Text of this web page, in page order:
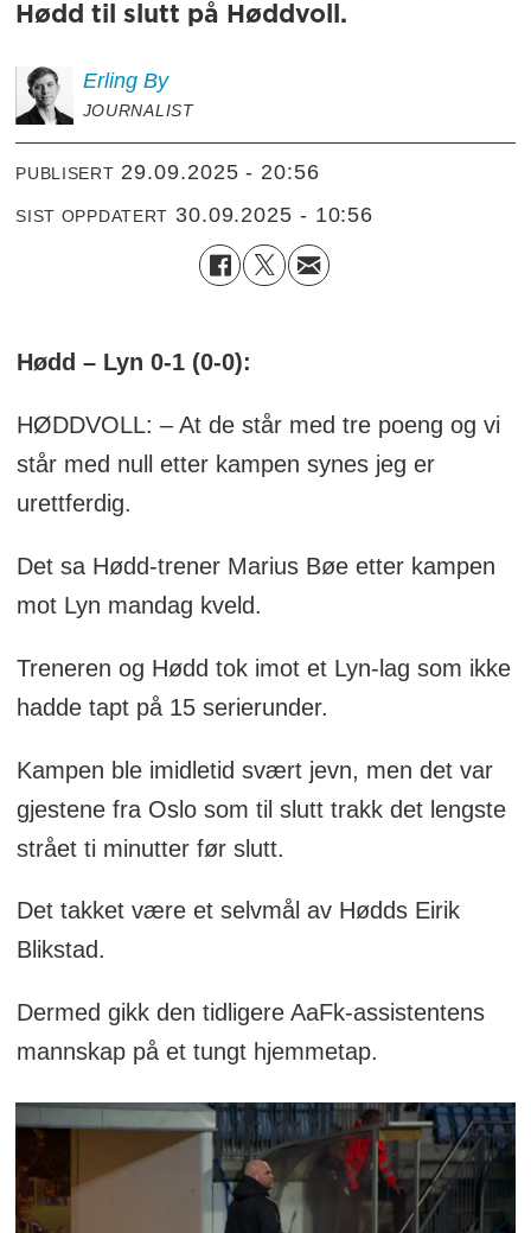
Hødd til slutt på Høddvoll.
Erling By
JOURNALIST
PUBLISERT 29.09.2025 - 20:56
SIST OPPDATERT 30.09.2025 - 10:56
Hødd – Lyn 0-1 (0-0):
HØDDVOLL: – At de står med tre poeng og vi
står med null etter kampen synes jeg er
urettferdig.
Det sa Hødd-trener Marius Bøe etter kampen
mot Lyn mandag kveld.
Treneren og Hødd tok imot et Lyn-lag som ikke
hadde tapt på 15 serierunder.
Kampen ble imidletid svært jevn, men det var
gjestene fra Oslo som til slutt trakk det lengste
strået ti minutter før slutt.
Det takket være et selvmål av Hødds Eirik
Blikstad.
Dermed gikk den tidligere AaFk-assistentens
mannskap på et tungt hjemmetap.